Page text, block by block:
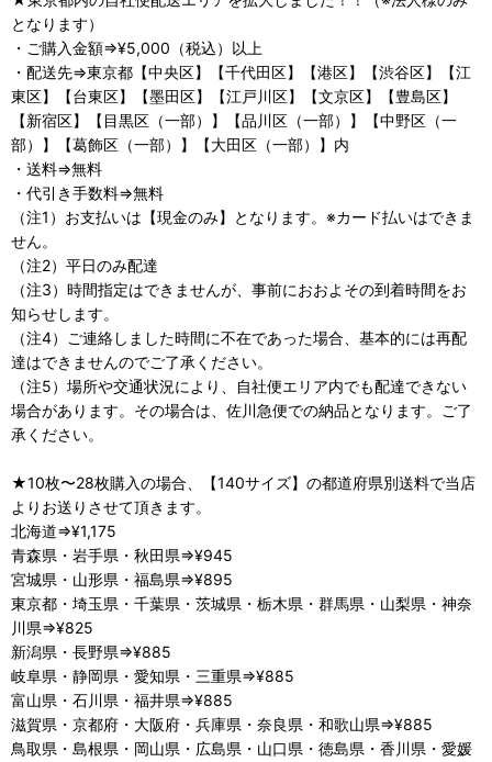
となります）
・ご購入金額⇒¥5,000（税込）以上
・配送先⇒東京都【中央区】【千代田区】【港区】【渋谷区】【江
東区】【台東区】【墨田区】【江戸川区】【文京区】【豊島区】
【新宿区】【目黒区（一部）】【品川区（一部）】【中野区（一
部）】【葛飾区（一部）】【大田区（一部）】内
・送料⇒無料
・代引き手数料⇒無料
（注1）お支払いは【現金のみ】となります。※カード払いはできま
せん。
（注2）平日のみ配達
（注3）時間指定はできませんが、事前におおよその到着時間をお
知らせします。
（注4）ご連絡しました時間に不在であった場合、基本的には再配
達はできませんのでご了承ください。
（注5）場所や交通状況により、自社便エリア内でも配達できない
場合があります。その場合は、佐川急便での納品となります。ご了
承ください。
★10枚〜28枚購入の場合、【140サイズ】の都道府県別送料で当店
よりお送りさせて頂きます。
北海道⇒¥1,175
青森県・岩手県・秋田県⇒¥945
宮城県・山形県・福島県⇒¥895
東京都・埼玉県・千葉県・茨城県・栃木県・群馬県・山梨県・神奈
川県⇒¥825
新潟県・長野県⇒¥885
岐阜県・静岡県・愛知県・三重県⇒¥885
富山県・石川県・福井県⇒¥885
滋賀県・京都府・大阪府・兵庫県・奈良県・和歌山県⇒¥885
鳥取県・島根県・岡山県・広島県・山口県・徳島県・香川県・愛媛